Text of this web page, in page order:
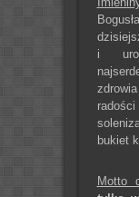
i
bukiet
Motto